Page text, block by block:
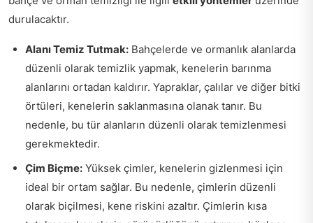
durulacaktır.
Alanı Temiz Tutmak: Bahçelerde ve ormanlık alanlarda
düzenli olarak temizlik yapmak, kenelerin barınma
alanlarını ortadan kaldırır. Yapraklar, çalılar ve diğer bitki
örtüleri, kenelerin saklanmasına olanak tanır. Bu
nedenle, bu tür alanların düzenli olarak temizlenmesi
gerekmektedir.
Çim Biçme: Yüksek çimler, kenelerin gizlenmesi için
ideal bir ortam sağlar. Bu nedenle, çimlerin düzenli
olarak biçilmesi, kene riskini azaltır. Çimlerin kısa